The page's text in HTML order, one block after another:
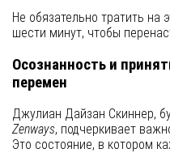
Не обязательно тратить на
шести минут, чтобы
Осознанность и
перемен
Джулиан Дайзан Скиннер,
Zenways, подчеркивает
Это состояние, в котором